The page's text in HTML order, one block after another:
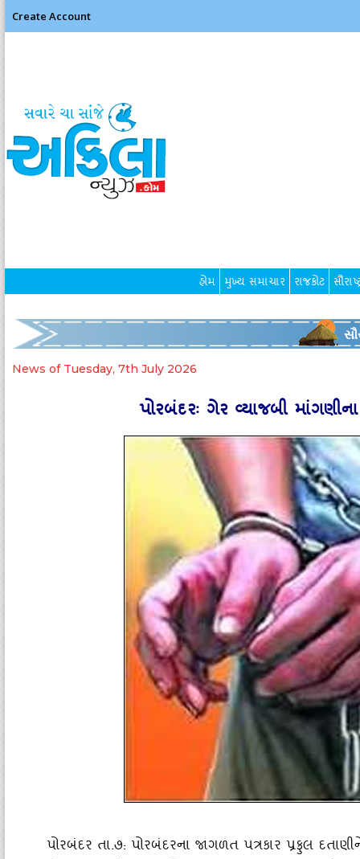
Create Account
હોમ મુખ્ય સમાચાર રાજકોટ
News of Tuesday, 7th July 2026
પોરબંદરઃ ગેર વ્‍યાજબી
પોરબંદર તા.૭: પોરબંદરના જાગળત પત્રકાર પ્રફુલ દતાણીને